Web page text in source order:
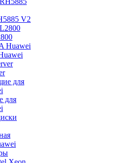
V2
для